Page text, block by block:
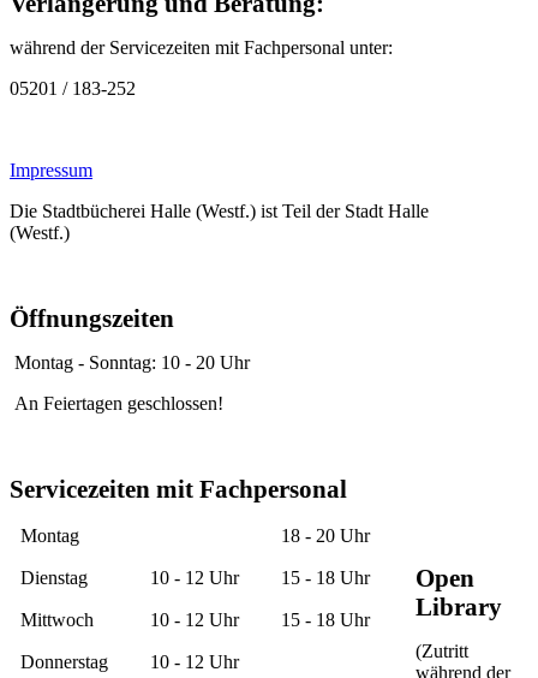
während der Servicezeiten mit Fachpersonal unter:
05201 / 183-252
Impressum
Die Stadtbücherei Halle (Westf.) ist Teil der Stadt Halle
(Westf.)
Öffnungszeiten
Montag - Sonntag: 10 - 20 Uhr
An Feiertagen geschlossen!
Servicezeiten mit Fachpersonal
Montag 18 - 20 Uhr
Dienstag 10 - 12 Uhr 15 - 18 Uhr
Mittwoch 10 - 12 Uhr 15 - 18 Uhr
Donnerstag 10 - 12 Uhr
Open
Library
(Zutritt
während der